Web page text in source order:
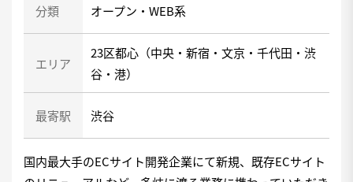
分類 オープン・WEB系
エリア
23区都心（中央・新宿・文京・千代田・渋
谷・港）
最寄駅 渋谷
国内最大手のECサイト開発企業にて新規、既存ECサイト